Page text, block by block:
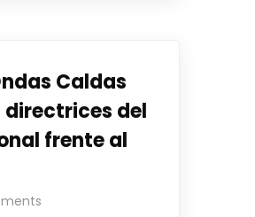
Caldas
directrices del
frente al